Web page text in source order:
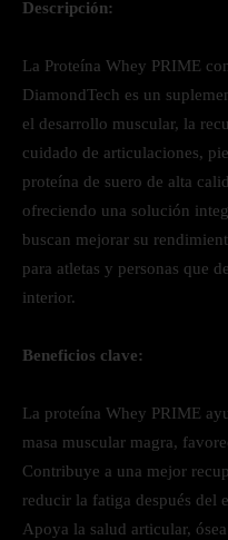
Descripción:
La Proteína Whey PRIME
DiamondTech es un
el desarrollo muscular, la
cuidado de articulaciones,
proteína de suero de alta
ofreciendo una solución
buscan mejorar su
para atletas y personas que
interior.
Beneficios clave:
La proteína Whey PRIME
masa muscular magra,
Contribuye a una mejor
reducir la fatiga después del
Apoya la salud articular,